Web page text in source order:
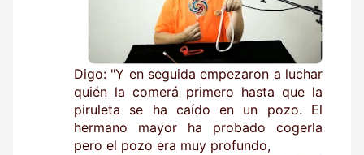
Digo: "Y en seguida empezaron a luchar
quién la comerá primero hasta que la
piruleta se ha caído en un pozo. El
hermano mayor ha probado cogerla
pero el pozo era muy profundo,